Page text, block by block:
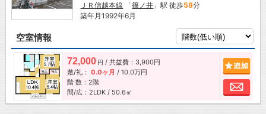
ＪＲ信越本線 「篠ノ井 」駅 徒歩58分
築年月1992年6月
空室情報
72,000 円 / 共益費：3,900円
敷/礼： 0.0ヶ月 / 10.0万円
階 数：2階
間/広：2LDK / 50.6㎡
お